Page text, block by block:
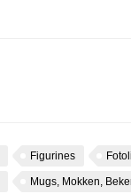
Figurines
Mugs, Mokken,